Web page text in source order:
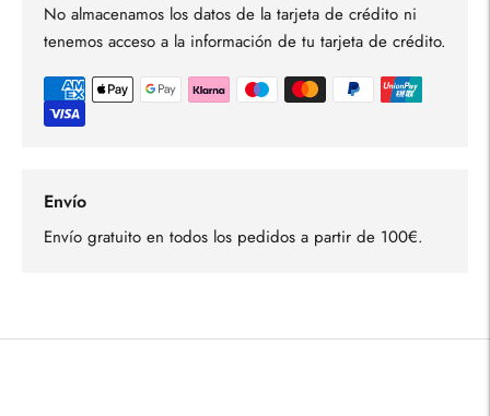
No almacenamos los datos de la tarjeta de crédito ni
tenemos acceso a la información de tu tarjeta de crédito.
Envío
Envío gratuito en todos los pedidos a partir de 100€.
un